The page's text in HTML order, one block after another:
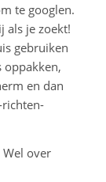
te googlen.
als je zoekt!
gebruiken
oppakken,
en dan
over